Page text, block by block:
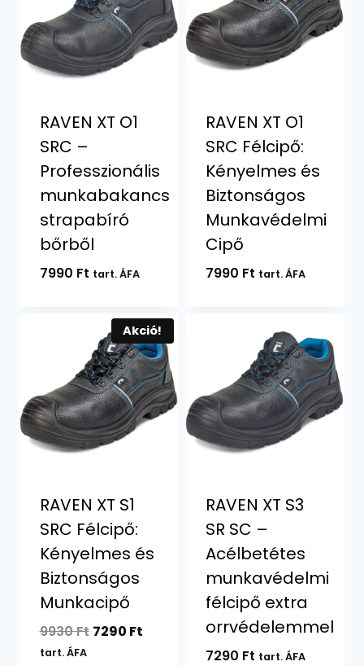
RAVEN XT O1
SRC –
Professzionális
munkabakancs
strapabíró
bőrből
7990 Ft tart. ÁFA
RAVEN XT O1
SRC Félcipő:
Kényelmes és
Biztonságos
Munkavédelmi
Cipő
7990 Ft tart. ÁFA
Akció!
RAVEN XT S1
SRC Félcipő:
Kényelmes és
Biztonságos
Munkacipő
9930Ft Original
7290 FtCurrent
tart. ÁFA
RAVEN XT S3
SR SC –
Acélbetétes
munkavédelmi
félcipő extra
orrvédelemmel
7290 Ft tart. ÁFA